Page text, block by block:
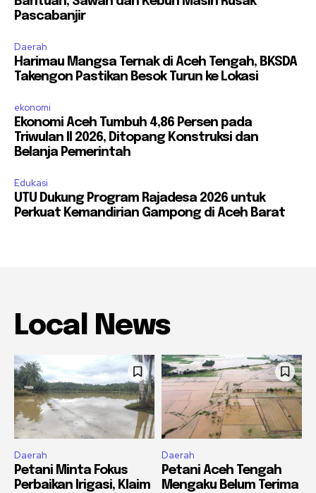
Pascabanjir
Daerah
Harimau Mangsa Ternak di Aceh Tengah, BKSDA
Takengon Pastikan Besok Turun ke Lokasi
ekonomi
Ekonomi Aceh Tumbuh 4,86 Persen pada
Triwulan II 2026, Ditopang Konstruksi dan
Belanja Pemerintah
Edukasi
UTU Dukung Program Rajadesa 2026 untuk
Perkuat Kemandirian Gampong di Aceh Barat
Local News
Daerah
Petani Minta Fokus
Perbaikan Irigasi, Klaim
Daerah
Petani Aceh Tengah
Mengaku Belum Terima